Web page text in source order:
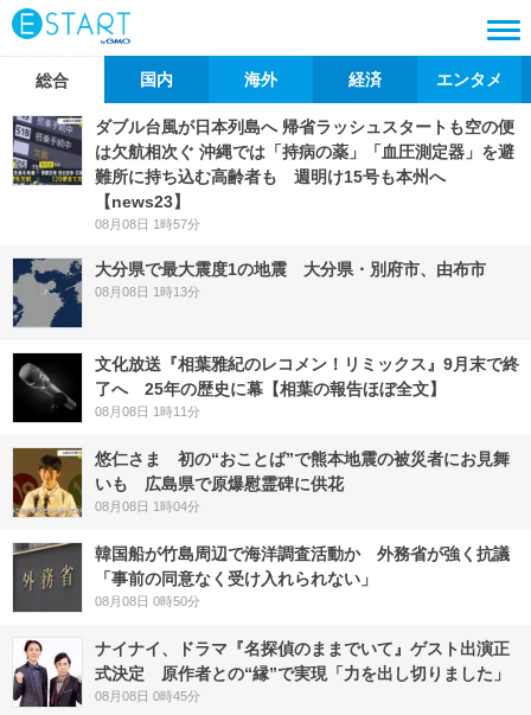
総合 国内 海外 経済 エンタメ
ダブル台風が日本列島へ 帰省ラッシュスタートも空の便
は欠航相次ぐ 沖縄では「持病の薬」「血圧測定器」を避
難所に持ち込む高齢者も 週明け15号も本州へ
【news23】
08月08日 1時57分
大分県で最大震度1の地震 大分県・別府市、由布市
08月08日 1時13分
文化放送『相葉雅紀のレコメン！リミックス』9月末で終
了へ 25年の歴史に幕【相葉の報告ほぼ全文】
08月08日 1時11分
悠仁さま 初の“おことば”で熊本地震の被災者にお見舞
いも 広島県で原爆慰霊碑に供花
08月08日 1時04分
韓国船が竹島周辺で海洋調査活動か 外務省が強く抗議
「事前の同意なく受け入れられない」
08月08日 0時50分
ナイナイ、ドラマ『名探偵のままでいて』ゲスト出演正
式決定 原作者との“縁”で実現「力を出し切りました」
08月08日 0時45分